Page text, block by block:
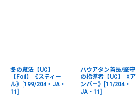
冬の魔法【UC】
【Foil】《スティー
ル》[199/204・JA・
11]
パウアタン首長/堅守
の指導者【UC】《ア
ンバー》[11/204・
JA・11]